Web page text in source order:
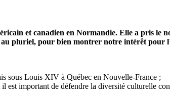
et canadien en Normandie. Elle a pris le
pluriel, pour bien montrer notre intérêt pour
sous Louis XIV à Québec en Nouvelle-France ;
important de défendre la diversité culturelle